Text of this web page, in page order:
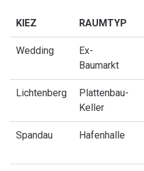
KIEZ RAUMTYP
Wedding
Ex-
Baumarkt
Lichtenberg
Plattenbau-
Keller
Spandau Hafenhalle